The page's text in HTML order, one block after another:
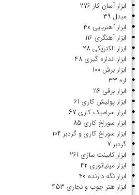
ابزار آسان کار 276
مبدل 39
ابزار آهنربایی 30
ابزار آهنگری 116
ابزار الکتریکی 28
ابزار اندازه گیری 48
ابزار برش 100
اره 33
ابزار برقی 116
ابزار پولیش کاری 61
ابزار سرامیک کاری 67
ابزار سوراخ کاری 85
ابزار سوراخ کاری و گردبر 104
گردبر 7
ابزار کابینت سازی 261
ابزار مینیاتوری 42
ابزار نگه دارنده 40
ابزار هنر چوب و نجاری 453